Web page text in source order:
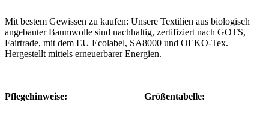
Mit bestem Gewissen zu kaufen: Unsere Textilien aus biologisch
angebauter Baumwolle sind nachhaltig, zertifiziert nach GOTS,
Fairtrade, mit dem EU Ecolabel, SA8000 und OEKO-Tex.
Hergestellt mittels erneuerbarer Energien.
Pflegehinweise: Größentabelle: